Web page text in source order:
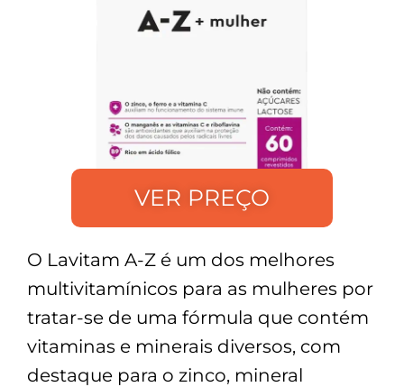
VER PREÇO
O Lavitam A-Z é um dos melhores
multivitamínicos para as mulheres por
tratar-se de uma fórmula que contém
vitaminas e minerais diversos, com
destaque para o zinco, mineral